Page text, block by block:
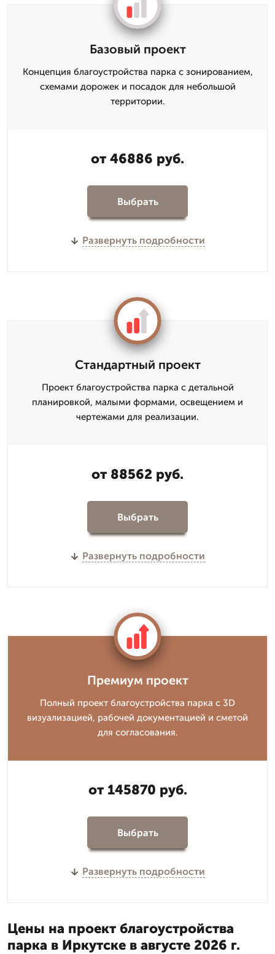
Базовый проект
Концепция благоустройства парка с зонированием,
схемами дорожек и посадок для небольшой
территории.
от 46886 руб.
Выбрать
Развернуть подробности
Стандартный проект
Проект благоустройства парка с детальной
планировкой, малыми формами, освещением и
чертежами для реализации.
от 88562 руб.
Выбрать
Развернуть подробности
Премиум проект
Полный проект благоустройства парка с 3D
визуализацией, рабочей документацией и сметой
для согласования.
от 145870 руб.
Выбрать
Развернуть подробности
Цены на проект благоустройства
парка в Иркутске в августе 2026 г.